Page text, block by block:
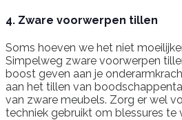
4. Zware voorwerpen tillen
Soms hoeven we het niet
Simpelweg zware voorwerpen
boost geven aan je
aan het tillen van
van zware meubels. Zorg er wel
techniek gebruikt om blessures te